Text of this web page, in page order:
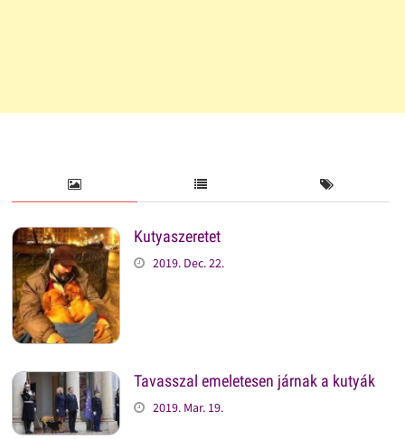
Kutyaszeretet
2019. Dec. 22.
Tavasszal emeletesen járnak a kutyák
2019. Mar. 19.